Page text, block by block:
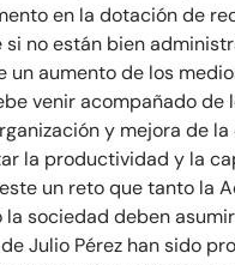
en la dotación de
no están bien
un aumento de los
venir acompañado de
y mejora de
la productividad y la
un reto que tanto la
la sociedad deben
Julio Pérez han sido